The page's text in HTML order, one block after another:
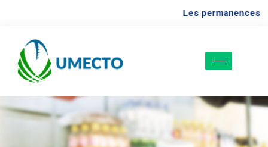
Les permanences